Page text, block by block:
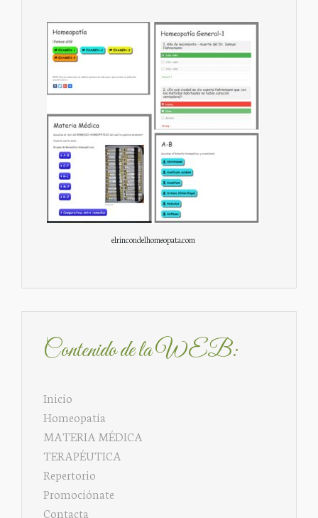
elrincondelhomeopata.com
Contenido de la WEB:
Inicio
Homeopatía
MATERIA MÉDICA
TERAPÉUTICA
Repertorio
Promociónate
Contacta